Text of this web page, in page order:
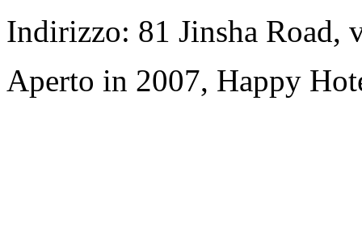
Indirizzo: 81 Jinsha Road,
Aperto in 2007, Happy